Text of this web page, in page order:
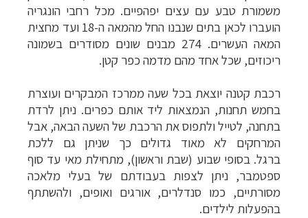
משמורת טבע עם עצים יפהפיים. מכל רחבי הונגריה
הועברו לכאן בתים שנבנו החל מהמאה ה-18 ועד מחצית
המאה העשרים. 274 מבנים שונים מסודרים בשמונה
ריכוזים, שכל אחד מהם מדמה כפר קטן.
רכבת קטנה יוצאת בכל שעה ממרכז המבקרים ועוצרת
בחמש תחנות, הנמצאות ליד אותם כפרים. ניתן לרדת
בתחנה, לטייל ולתפוס את הרכבת של השעה הבאה, אבל
המרחקים לא מאוד גדולים כך שניתן גם ללכת
ברגל.בסופי שבוע (שבת וראשון), מתחילת מאי עד סוף
ספטמבר, ניתן לצפות בעבודתם של בעלי מלאכה
מסורתיים, כמו סנדלרים, אורגים ואופים, ולהשתתף
בהפעלות לילדים.